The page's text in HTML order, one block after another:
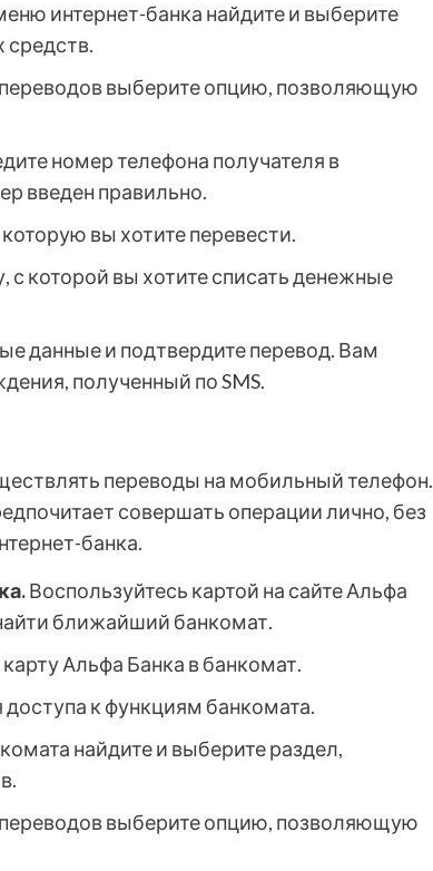
интернет-банка найдите и выберите
выберите опцию, позволяющую
номер телефона получателя в
введен правильно.
вы хотите перевести.
с которой вы хотите списать денежные
данные и подтвердите перевод. Вам
полученный по SMS.
переводы на мобильный телефон.
совершать операции лично, без
банка.
Воспользуйтесь картой на сайте Альфа
ближайший банкомат.
Альфа Банка в банкомат.
к функциям банкомата.
найдите и выберите раздел,
выберите опцию, позволяющую